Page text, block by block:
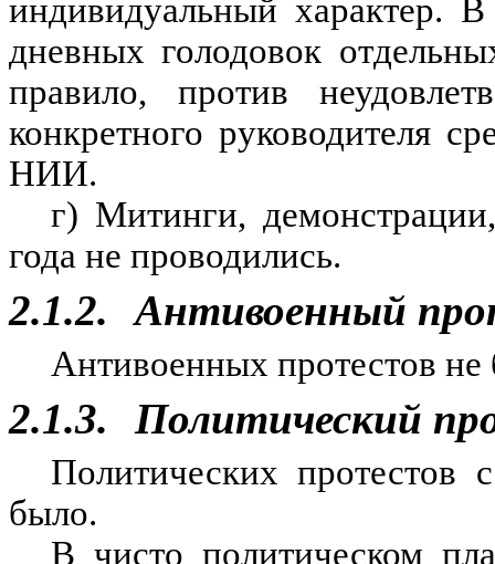
индивидуальный характер.
дневных голодовок
правило, против
конкретного руководителя
НИИ.
г) Митинги,
года не проводились.
2.1.2. Антивоенный
Антивоенных протестов не
2.1.3. Политический
Политических протестов
было.
В чисто политическом